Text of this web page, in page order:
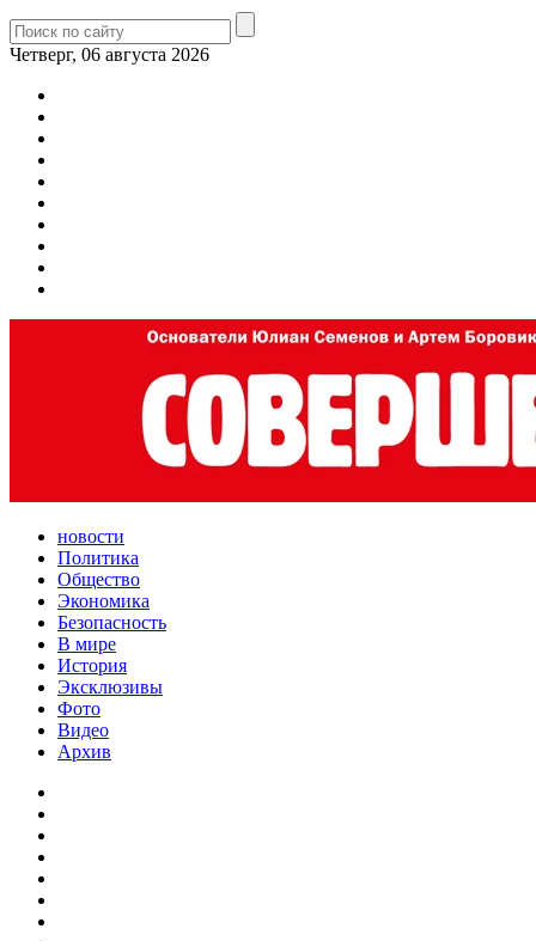
Четверг, 06 августа 2026
новости
Политика
Общество
Экономика
Безопасность
В мире
История
Эксклюзивы
Фото
Видео
Архив